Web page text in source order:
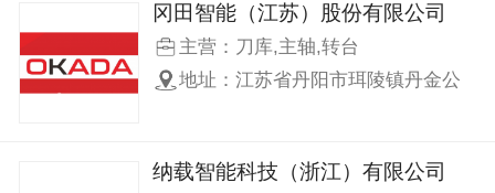
冈田智能（江苏）股份有限公司
主营：刀库,主轴,转台
地址：江苏省丹阳市珥陵镇丹金公
纳载智能科技（浙江）有限公司